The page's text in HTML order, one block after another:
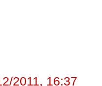
2011, 16:37